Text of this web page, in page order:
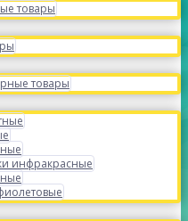
товары
товары
инфракрасные